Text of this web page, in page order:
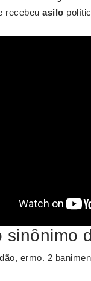
recebeu asilo
sinônimo
ermo. 2